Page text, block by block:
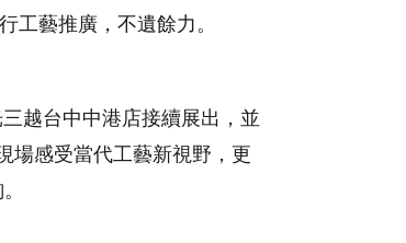
工藝推廣，不遺餘力。
越台中中港店接續展出，並
場感受當代工藝新視野，更